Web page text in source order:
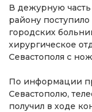
В дежурную
району
городских
хирургическое
Севастополя с
По информации
Севастополю,
получил в ходе